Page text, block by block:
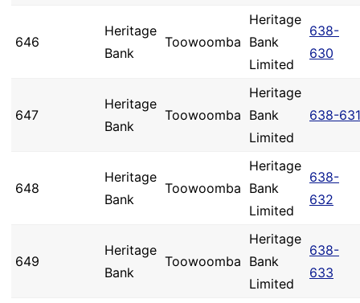
646
Heritage
Bank
Toowoomba
Heritage
Bank
Limited
638-
630
647
Heritage
Bank
Toowoomba
Heritage
Bank
Limited
638-631
648
Heritage
Bank
Toowoomba
Heritage
Bank
Limited
638-
632
649
Heritage
Bank
Toowoomba
Heritage
Bank
Limited
638-
633